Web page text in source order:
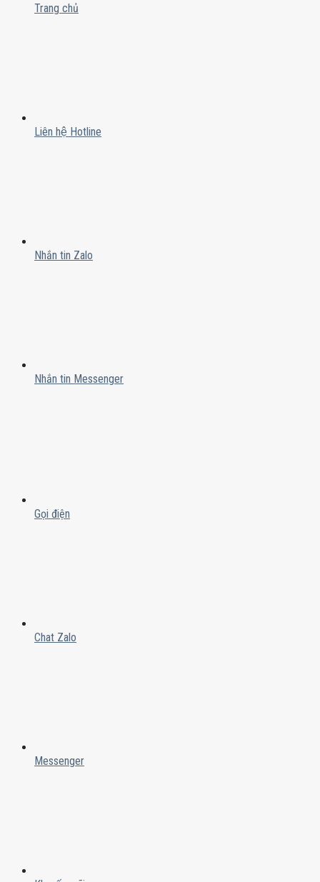
Trang chủ
Liên hệ Hotline
Nhắn tin Zalo
Nhắn tin Messenger
Gọi điện
Chat Zalo
Messenger